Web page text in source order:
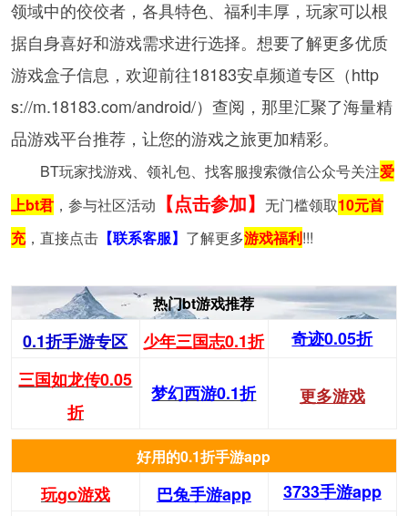
领域中的佼佼者，各具特色、福利丰厚，玩家可以根
据自身喜好和游戏需求进行选择。想要了解更多优质
游戏盒子信息，欢迎前往18183安卓频道专区（http
s://m.18183.com/android/）查阅，那里汇聚了海量精
品游戏平台推荐，让您的游戏之旅更加精彩。
BT玩家找游戏、领礼包、找客服搜索微信公众号关注爱
上bt君，参与社区活动 【点击参加】 无门槛领取10元首
充，直接点击【联系客服】 了解更多游戏福利!!!
热门bt游戏推荐
0.1折手游专区 少年三国志0.1折
奇迹0.05折
三国如龙传0.05
折
梦幻西游0.1折 更多游戏
好用的0.1折手游app
玩go游戏 巴兔手游app
3733手游app